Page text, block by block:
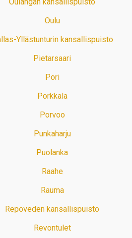
Oulu
Yllästunturin kansallispuisto
Pietarsaari
Pori
Porkkala
Porvoo
Punkaharju
Puolanka
Raahe
Rauma
Repoveden kansallispuisto
Revontulet